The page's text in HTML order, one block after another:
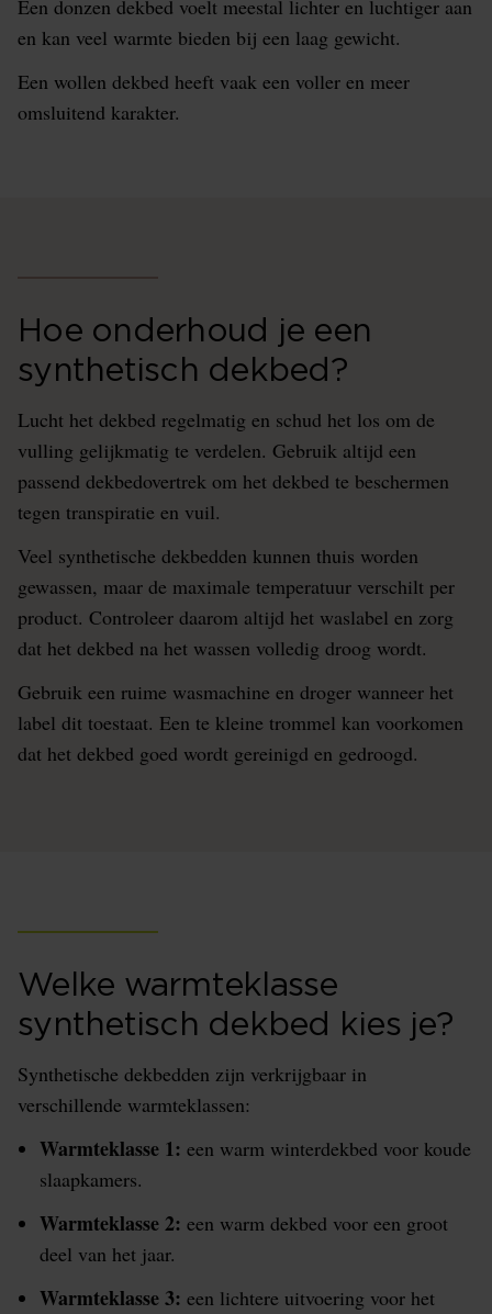
Een donzen dekbed voelt meestal lichter en luchtiger aan
en kan veel warmte bieden bij een laag gewicht.
Een wollen dekbed heeft vaak een voller en meer
omsluitend karakter.
Hoe onderhoud je een
synthetisch dekbed?
Lucht het dekbed regelmatig en schud het los om de
vulling gelijkmatig te verdelen. Gebruik altijd een
passend dekbedovertrek om het dekbed te beschermen
tegen transpiratie en vuil.
Veel synthetische dekbedden kunnen thuis worden
gewassen, maar de maximale temperatuur verschilt per
product. Controleer daarom altijd het waslabel en zorg
dat het dekbed na het wassen volledig droog wordt.
Gebruik een ruime wasmachine en droger wanneer het
label dit toestaat. Een te kleine trommel kan voorkomen
dat het dekbed goed wordt gereinigd en gedroogd.
Welke warmteklasse
synthetisch dekbed kies je?
Synthetische dekbedden zijn verkrijgbaar in
verschillende warmteklassen:
Warmteklasse 1: een warm winterdekbed voor koude
slaapkamers.
Warmteklasse 2: een warm dekbed voor een groot
deel van het jaar.
Warmteklasse 3: een lichtere uitvoering voor het